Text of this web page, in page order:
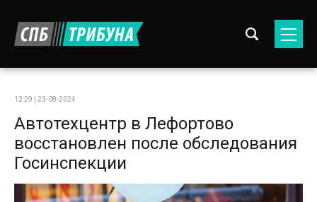
12:29 | 23-08-2024
Автотехцентр в Лефортово
восстановлен после обследования
Госинспекции